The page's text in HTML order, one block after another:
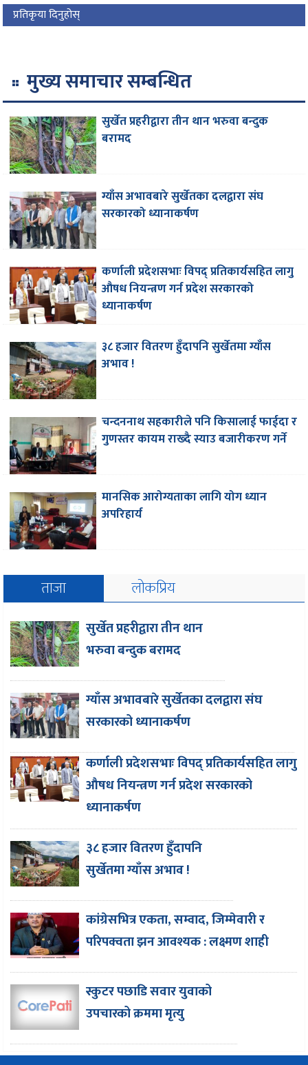
प्रतिकृया दिनुहोस्
मुख्य समाचार सम्बन्धित
सुर्खेत प्रहरीद्वारा तीन थान भरुवा बन्दुक
बरामद
ग्याँस अभावबारे सुर्खेतका दलद्वारा संघ
सरकारको ध्यानाकर्षण
कर्णाली प्रदेशसभाः विपद् प्रतिकार्यसहित लागु
औषध नियन्त्रण गर्न प्रदेश सरकारको
ध्यानाकर्षण
३८ हजार वितरण हुँदापनि सुर्खेतमा ग्याँस
अभाव !
चन्दननाथ सहकारीले पनि किसालाई फाईदा र
गुणस्तर कायम राख्दै स्याउ बजारीकरण गर्ने
मानसिक आरोग्यताका लागि योग ध्यान
अपरिहार्य
ताजा लोकप्रिय
सुर्खेत प्रहरीद्वारा तीन थान
भरुवा बन्दुक बरामद
ग्याँस अभावबारे सुर्खेतका दलद्वारा संघ
सरकारको ध्यानाकर्षण
कर्णाली प्रदेशसभाः विपद् प्रतिकार्यसहित लागु
औषध नियन्त्रण गर्न प्रदेश सरकारको
ध्यानाकर्षण
३८ हजार वितरण हुँदापनि
सुर्खेतमा ग्याँस अभाव !
कांग्रेसभित्र एकता, सम्वाद, जिम्मेवारी र
परिपक्वता झन आवश्यक : लक्ष्मण शाही
स्कुटर पछाडि सवार युवाको
उपचारको क्रममा मृत्यु